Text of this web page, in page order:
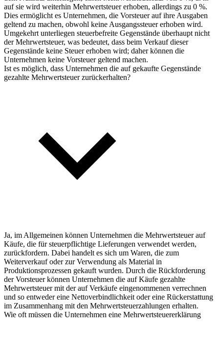
auf sie wird weiterhin Mehrwertsteuer erhoben, allerdings zu 0 %.
Dies ermöglicht es Unternehmen, die Vorsteuer auf ihre Ausgaben
geltend zu machen, obwohl keine Ausgangssteuer erhoben wird.
Umgekehrt unterliegen steuerbefreite Gegenstände überhaupt nicht
der Mehrwertsteuer, was bedeutet, dass beim Verkauf dieser
Gegenstände keine Steuer erhoben wird; daher können die
Unternehmen keine Vorsteuer geltend machen.
Ist es möglich, dass Unternehmen die auf gekaufte Gegenstände
gezahlte Mehrwertsteuer zurückerhalten?
Ja, im Allgemeinen können Unternehmen die Mehrwertsteuer auf
Käufe, die für steuerpflichtige Lieferungen verwendet werden,
zurückfordern. Dabei handelt es sich um Waren, die zum
Weiterverkauf oder zur Verwendung als Material in
Produktionsprozessen gekauft wurden. Durch die Rückforderung
der Vorsteuer können Unternehmen die auf Käufe gezahlte
Mehrwertsteuer mit der auf Verkäufe eingenommenen verrechnen
und so entweder eine Nettoverbindlichkeit oder eine Rückerstattung
im Zusammenhang mit den Mehrwertsteuerzahlungen erhalten.
Wie oft müssen die Unternehmen eine Mehrwertsteuererklärung